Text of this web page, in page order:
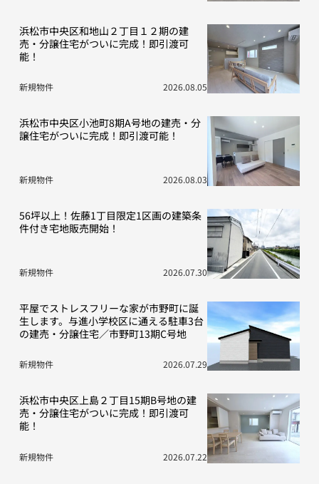
浜松市中央区和地山２丁目１２期の建
売・分譲住宅がついに完成！即引渡可
能！
新規物件 2026.08.05
浜松市中央区小池町8期A号地の建売・分
譲住宅がついに完成！即引渡可能！
新規物件 2026.08.03
56坪以上！佐藤1丁目限定1区画の建築条
件付き宅地販売開始！
新規物件 2026.07.30
平屋でストレスフリーな家が市野町に誕
生します。与進小学校区に通える駐車3台
の建売・分譲住宅／市野町13期C号地
新規物件 2026.07.29
浜松市中央区上島２丁目15期B号地の建
売・分譲住宅がついに完成！即引渡可
能！
新規物件 2026.07.22